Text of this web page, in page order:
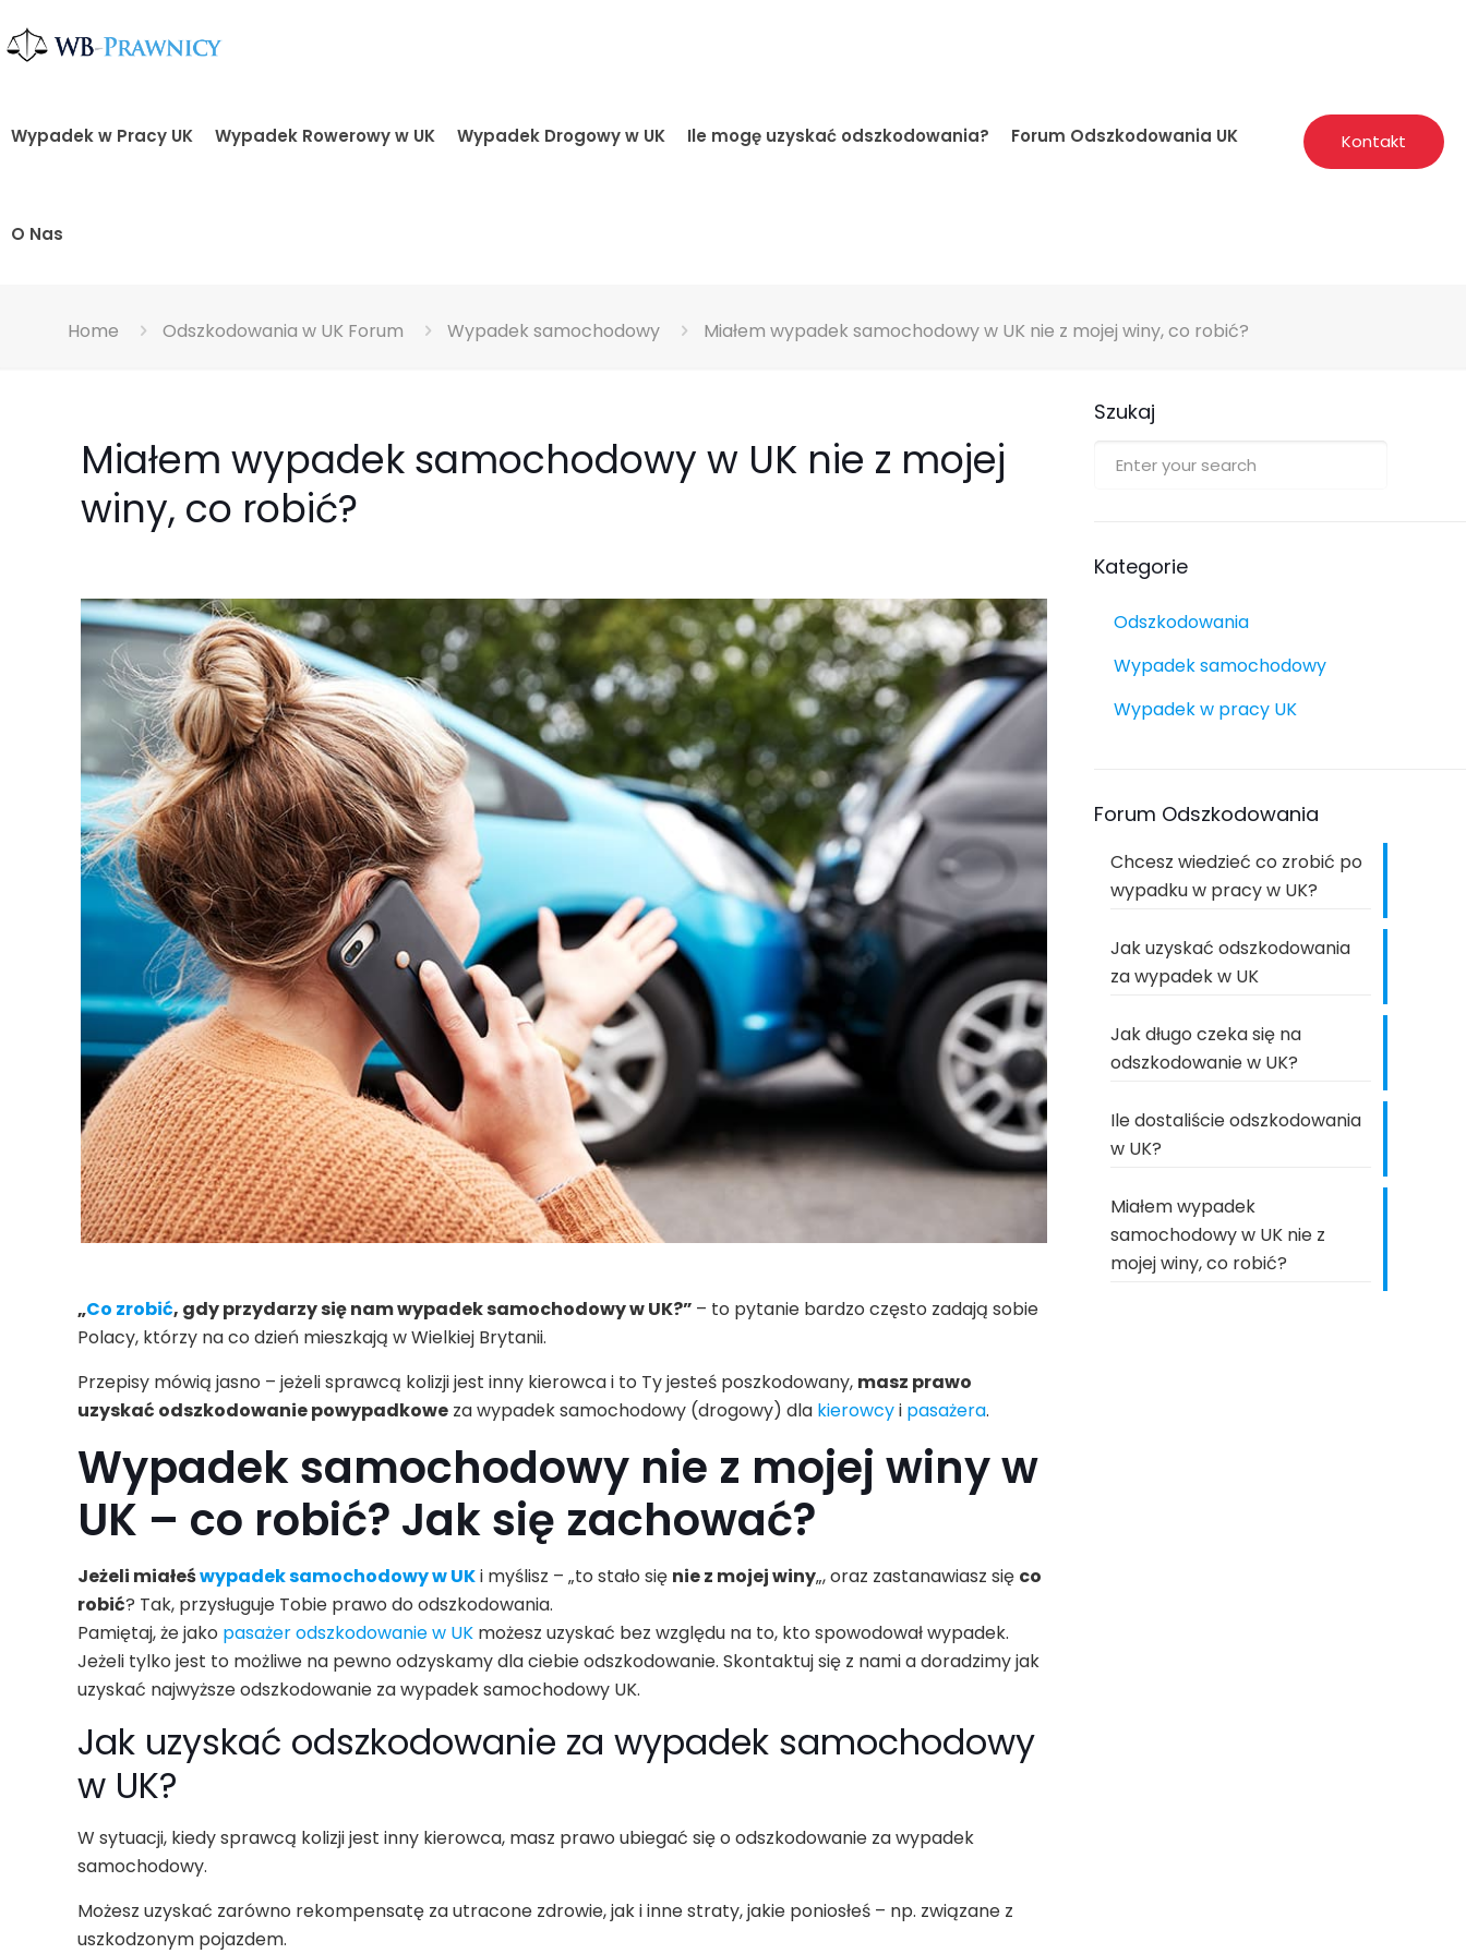
Wypadek w Pracy UK Wypadek Rowerowy w UK Wypadek Drogowy w UK Ile mogę uzyskać odszkodowania? Forum Odszkodowania UK
O Nas
Kontakt
Home Odszkodowania w UK Forum Wypadek samochodowy Miałem wypadek samochodowy w UK nie z mojej winy, co robić?
Miałem wypadek samochodowy w UK nie z mojej
winy, co robić?
„Co zrobić, gdy przydarzy się nam wypadek samochodowy w UK?” – to pytanie bardzo często zadają sobie
Polacy, którzy na co dzień mieszkają w Wielkiej Brytanii.
Przepisy mówią jasno – jeżeli sprawcą kolizji jest inny kierowca i to Ty jesteś poszkodowany, masz prawo
uzyskać odszkodowanie powypadkowe za wypadek samochodowy (drogowy) dla kierowcyi pasażera.
Wypadek samochodowy nie z mojej winy w
UK – co robić? Jak się zachować?
Jeżeli miałeśwypadek samochodowy w UKi myślisz – „to stało się nie z mojej winy„, oraz zastanawiasz się co
robić? Tak, przysługuje Tobie prawo do odszkodowania.
Pamiętaj, że jako pasażer odszkodowanie w UK możesz uzyskać bez względu na to, kto spowodował wypadek.
Jeżeli tylko jest to możliwe na pewno odzyskamy dla ciebie odszkodowanie. Skontaktuj się z nami a doradzimy jak
uzyskać najwyższe odszkodowanie za wypadek samochodowy UK.
Jak uzyskać odszkodowanie za wypadek samochodowy
w UK?
W sytuacji, kiedy sprawcą kolizji jest inny kierowca, masz prawo ubiegać się o odszkodowanie za wypadek
samochodowy.
Możesz uzyskać zarówno rekompensatę za utracone zdrowie, jak i inne straty, jakie poniosłeś – np. związane z
uszkodzonym pojazdem.
Szukaj
Kategorie
Odszkodowania
Wypadek samochodowy
Wypadek w pracy UK
Forum Odszkodowania
Chcesz wiedzieć co zrobić po
wypadku w pracy w UK?
Jak uzyskać odszkodowania
za wypadek w UK
Jak długo czeka się na
odszkodowanie w UK?
Ile dostaliście odszkodowania
w UK?
Miałem wypadek
samochodowy w UK nie z
mojej winy, co robić?